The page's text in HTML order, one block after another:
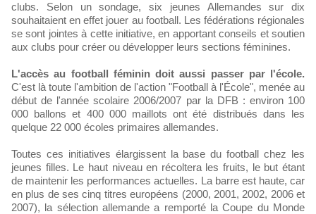
clubs. Selon un sondage, six jeunes Allemandes sur dix
souhaitaient en effet jouer au football. Les fédérations régionales
se sont jointes à cette initiative, en apportant conseils et soutien
aux clubs pour créer ou développer leurs sections féminines.
L'accès au football féminin doit aussi passer par l'école.
C'est là toute l'ambition de l'action "Football à l'École", menée au
début de l'année scolaire 2006/2007 par la DFB : environ 100
000 ballons et 400 000 maillots ont été distribués dans les
quelque 22 000 écoles primaires allemandes.
Toutes ces initiatives élargissent la base du football chez les
jeunes filles. Le haut niveau en récoltera les fruits, le but étant
de maintenir les performances actuelles. La barre est haute, car
en plus de ses cinq titres européens (2000, 2001, 2002, 2006 et
2007), la sélection allemande a remporté la Coupe du Monde